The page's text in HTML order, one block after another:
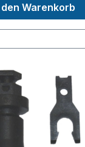
den Warenkorb